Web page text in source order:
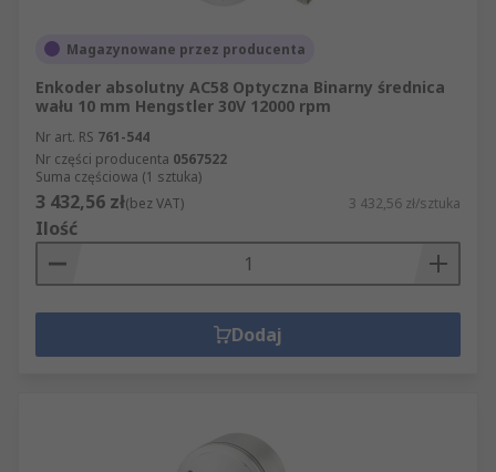
Magazynowane przez producenta
Enkoder absolutny AC58 Optyczna Binarny średnica
wału 10 mm Hengstler 30V 12000 rpm
Nr art. RS 761-544
Nr części producenta 0567522
Suma częściowa (1 sztuka)
3 432,56 zł(bez VAT) 3 432,56 zł/sztuka
Ilość
Dodaj